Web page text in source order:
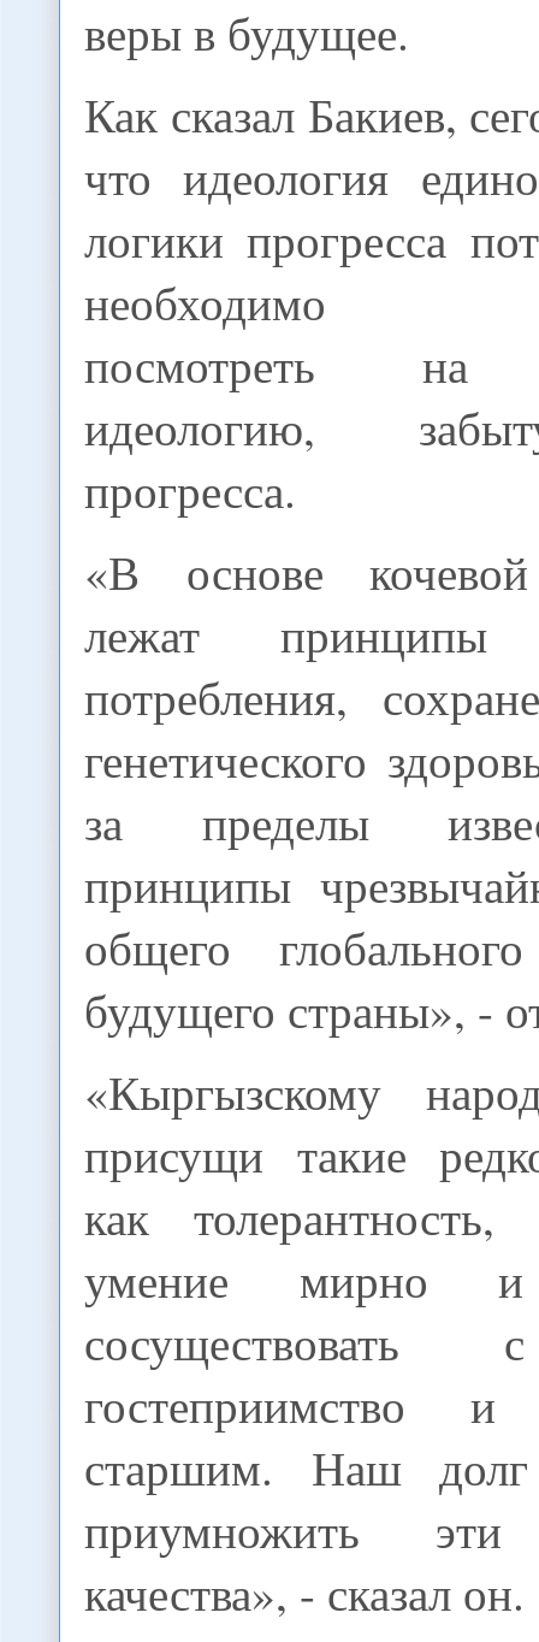
веры в будущее.
Как сказал Бакиев,
что идеология
логики прогресса
необходимо
посмотреть на
идеологию,
прогресса.
«В основе
лежат принципы
потребления,
генетического
за пределы
принципы
общего
будущего страны», -
«Кыргызскому
присущи такие
как толерантность,
умение мирно и
сосуществовать
гостеприимство
старшим. Наш
приумножить эти
качества», - сказал он.